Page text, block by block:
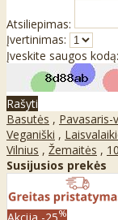
Atsiliepimas:
Įvertinimas:
Įveskite saugos kodą:
Rašyti
Basutės , Pavasaris-
Veganiški ,
Vilnius , Žemaitės ,
Susijusios prekės
%